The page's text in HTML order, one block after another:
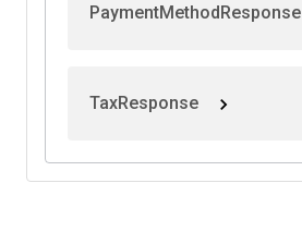
PaymentMethodResponse
TaxResponse